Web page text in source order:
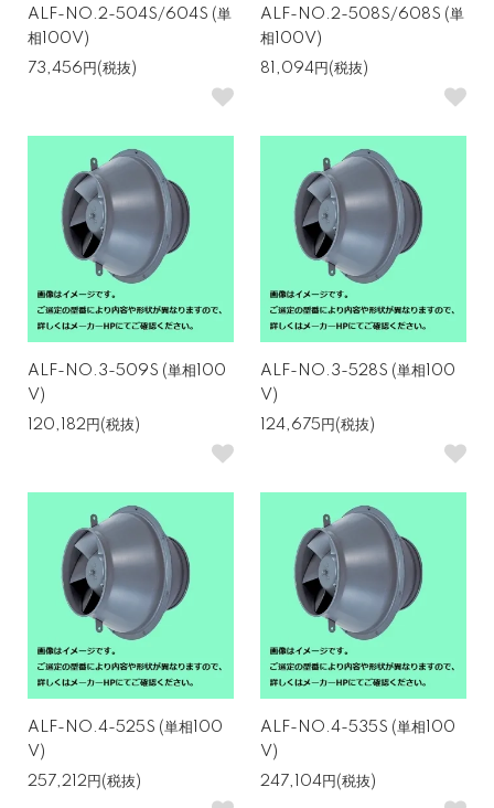
ALF-NO.2-504S/604S (単
相100V)
73,456円(税抜)
ALF-NO.2-508S/608S (単
相100V)
81,094円(税抜)
ALF-NO.3-509S (単相100
V)
120,182円(税抜)
ALF-NO.3-528S (単相100
V)
124,675円(税抜)
ALF-NO.4-525S (単相100
V)
257,212円(税抜)
ALF-NO.4-535S (単相100
V)
247,104円(税抜)